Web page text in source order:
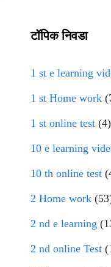
टॉपिक निवडा
1 st e learning
1 st Home work
1 st online test (4)
10 e learning
10 th online test
2 Home work
2 nd e learning
2 nd online Test